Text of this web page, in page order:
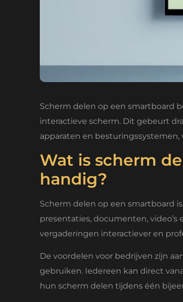
Scherm delen op een smartboard
interactieve scherm. Dit gebeurt
apparaten en
Wat is scherm
handig?
Scherm delen op een smartboard
presentaties, documenten,
vergaderingen interactiever en
De voordelen voor bedrijven zijn
gebruiken. Iedereen kan direct
hun scherm delen tijdens één